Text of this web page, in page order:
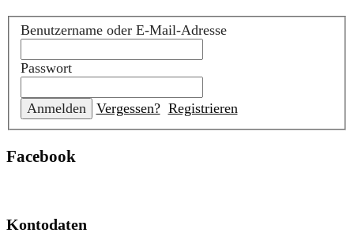
Benutzername oder E-Mail-Adresse
Passwort
Vergessen? Registrieren
Facebook
Kontodaten